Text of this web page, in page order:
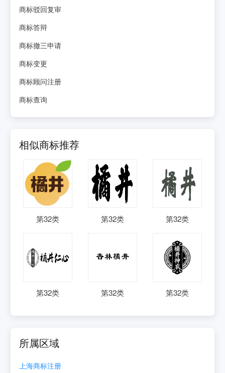
商标驳回复审
商标答辩
商标撤三申请
商标变更
商标顾问注册
商标查询
相似商标推荐
第32类 第32类 第32类
第32类 第32类 第32类
所属区域
上海商标注册